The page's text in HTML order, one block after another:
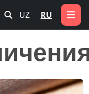
UZ RU